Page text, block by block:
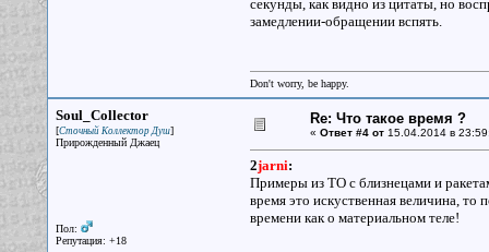
секунды, как видно из цитаты, но
замедлении-обращении вспять.
Don't worry, be happy.
Soul_Collector
[Сточный Коллектор Душ]
Прирожденный Джаец
Пол:
Репутация: +18
Re: Что такое время ?
« Ответ #4 от15.04.2014 в
2jarni:
Примеры из ТО с близнецами и
время это искуственная величина, то
времени как о материальном теле!